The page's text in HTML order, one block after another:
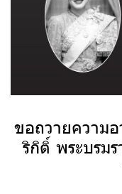
ขอถวายความ
ริกิติ์ พระบรม